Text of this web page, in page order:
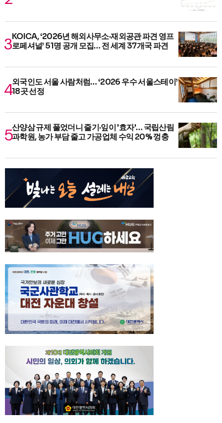
KOICA, ‘2026년 해외사무소·재외공관 파견 영프
로페셔널’ 51명 공개 모집… 전 세계 37개국 파견
외국인도 서울 사람처럼… ‘2026 우수 서울스테이’
18곳 선정
산양삼 규제 풀었더니 줄기·잎이 '효자'… 국립산림
과학원, 농가 부담 줄고 가공업체 수익 20% 껑충